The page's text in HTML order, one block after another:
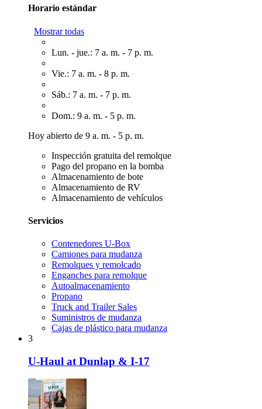
Horario estándar
Mostrar todas
Lun. - jue.: 7 a. m. - 7 p. m.
Vie.: 7 a. m. - 8 p. m.
Sáb.: 7 a. m. - 7 p. m.
Dom.: 9 a. m. - 5 p. m.
Hoy abierto de 9 a. m. - 5 p. m.
Inspección gratuita del remolque
Pago del propano en la bomba
Almacenamiento de bote
Almacenamiento de RV
Almacenamiento de vehículos
Servicios
Contenedores U-Box
Camiones para mudanza
Remolques y remolcado
Enganches para remolque
Autoalmacenamiento
Propano
Truck and Trailer Sales
Suministros de mudanza
Cajas de plástico para mudanza
3
U-Haul at Dunlap & I-17